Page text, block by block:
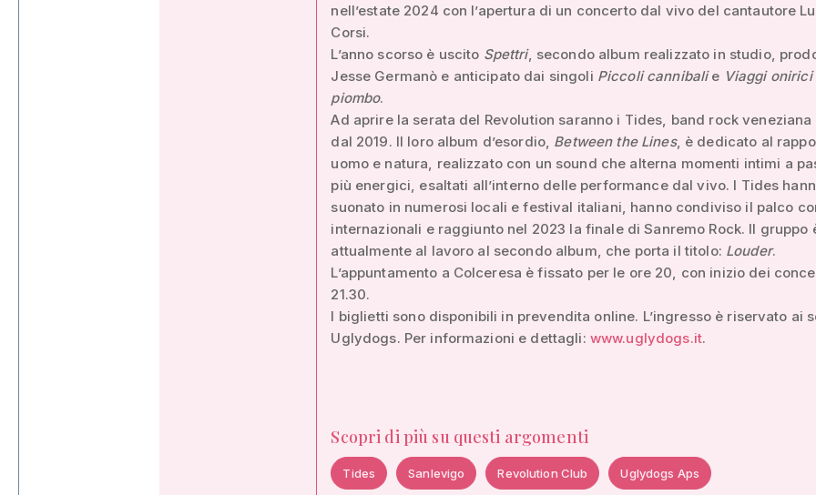
nell’estate 2024 con l’apertura di un concerto dal vivo del cantautore
Corsi.
L’anno scorso è uscito Spettri, secondo album realizzato in studio,
Jesse Germanò e anticipato dai singoli Piccoli cannibalie Viaggi onirici
piombo.
Ad aprire la serata del Revolution saranno i Tides, band rock veneziana
dal 2019. Il loro album d’esordio, Between the Lines, è dedicato al
uomo e natura, realizzato con un sound che alterna momenti intimi a
più energici, esaltati all’interno delle performance dal vivo. I Tides
suonato in numerosi locali e festival italiani, hanno condiviso il palco
internazionali e raggiunto nel 2023 la finale di Sanremo Rock. Il gruppo
attualmente al lavoro al secondo album, che porta il titolo: Louder.
L’appuntamento a Colceresa è fissato per le ore 20, con inizio dei
21.30.
I biglietti sono disponibili in prevendita online. L’ingresso è riservato ai
Uglydogs. Per informazioni e dettagli: www.uglydogs.it.
Scopri di più su questi argomenti
Tides Sanlevigo Revolution Club Uglydogs Aps